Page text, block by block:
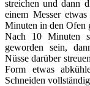
streichen und dann
einem Messer
Minuten in den Ofen
Nach 10 Minuten
geworden sein,
Nüsse darüber
Form etwas
Schneiden